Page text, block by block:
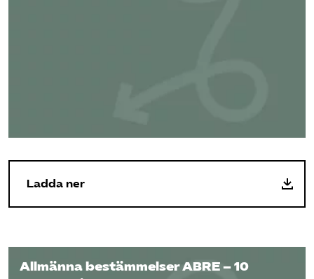
Ladda ner
Allmänna bestämmelser ABRE – 10